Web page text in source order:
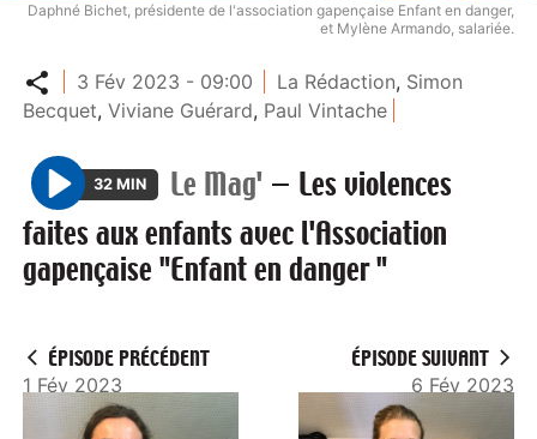
Daphné Bichet, présidente de l'association gapençaise Enfant en danger,
et Mylène Armando, salariée.
Partager
3 Fév 2023 - 09:00 La Rédaction, Simon
Becquet,Viviane Guérard, Paul Vintache
P
l
a
32 MIN Le Mag' — Les violences
faites aux enfants avec l'Association
gapençaise "Enfant en danger "
ÉPISODE PRÉCÉDENT
1 Fév 2023
ÉPISODE SUIVANT
6 Fév 2023